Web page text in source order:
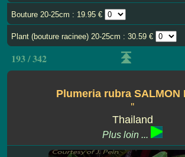
Bouture 20-25cm : 19.95 €
Plant (bouture racinee) 20-25cm : 30.59 €
193 / 342
Plumeria rubra SALMON
''
Thailand
Plus loin ...